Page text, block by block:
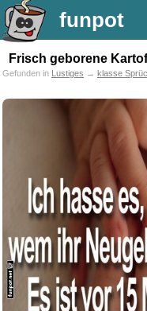
funpot
Frisch geborene
Gefunden in Lustiges → klasse